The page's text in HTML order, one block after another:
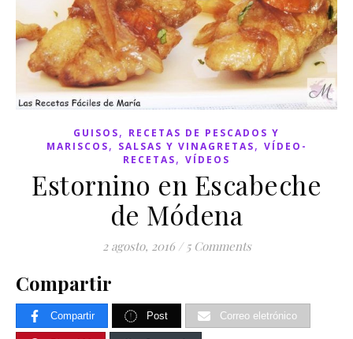
GUISOS, RECETAS DE PESCADOS Y
MARISCOS, SALSAS Y VINAGRETAS, VÍDEO-
RECETAS, VÍDEOS
Estornino en Escabeche
de Módena
2 agosto, 2016 / 5 Comments
Compartir
Compartir Post Correo eletrónico